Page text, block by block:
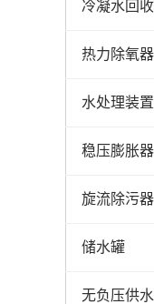
冷凝水回
热力除氧器
水处理装置
稳压膨胀器
旋流除污器
储水罐
无负压供